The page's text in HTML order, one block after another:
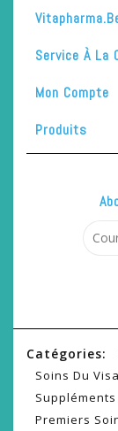
Service À La
Mon Compte
Produits
Catégories:
Soins Du
Premiers